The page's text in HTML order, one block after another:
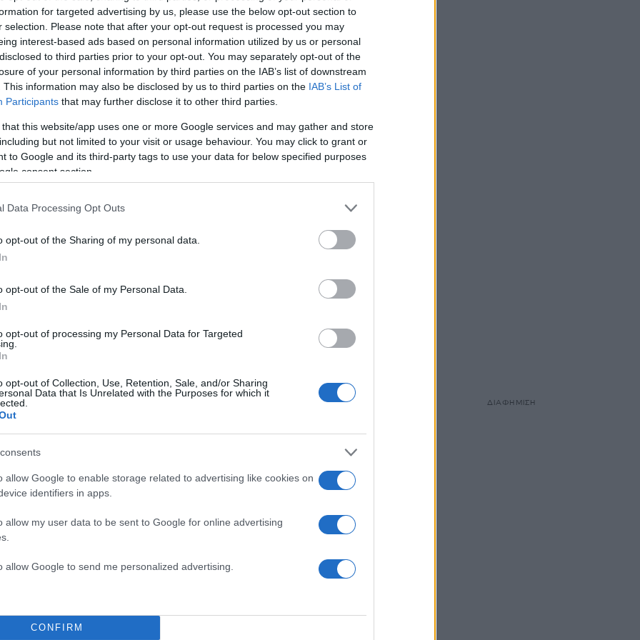
for targeted advertising by us, please use the below opt-out section to
selection. Please note that after your opt-out request is processed you may
interest-based ads based on personal information utilized by us or personal
to third parties prior to your opt-out. You may separately opt-out of the
of your personal information by third parties on the IAB’s list of downstream
This information may also be disclosed by us to third parties on the IAB’s List of
Participants that may further disclose it to other third parties.
that this website/app uses one or more Google services and may gather and store
but not limited to your visit or usage behaviour. You may click to grant or
to Google and its third-party tags to use your data for below specified purposes
consent section.
Data Processing Opt Outs
opt-out of the Sharing of my personal data.
opt-out of the Sale of my Personal Data.
opt-out of processing my Personal Data for Targeted
opt-out of Collection, Use, Retention, Sale, and/or Sharing
Data that Is Unrelated with the Purposes for which it
allow Google to enable storage related to advertising like cookies on
identifiers in apps.
allow my user data to be sent to Google for online advertising
allow Google to send me personalized advertising.
CONFIRM
ΔΙΑΦΗΜΙΣΗ
οι ΗΠΑ δεσμεύονται να μην ξεκινήσουν πόλεμο ούτε να
ενώ οι δύο χώρες συμφωνούν να σέβονται
άλλης.
for services in the Strait of Hormuz, and these
ΔΙΑΦΗΜΙΣΗ